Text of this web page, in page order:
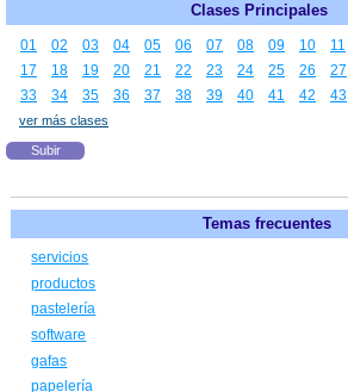
Clases Principales
01 02 03 04 05 06 07 08 09 10 11
17
18 19 20 21 22 23 24 25 26 27
33
34 35 36 37 38 39 40 41 42 43
ver más clases
Subir
Temas frecuentes
servicios
productos
pastelería
software
gafas
papelería